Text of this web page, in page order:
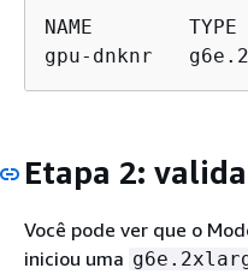
NAME
gpu-dnknr
Etapa 2:
Você pode ver que o
iniciou uma